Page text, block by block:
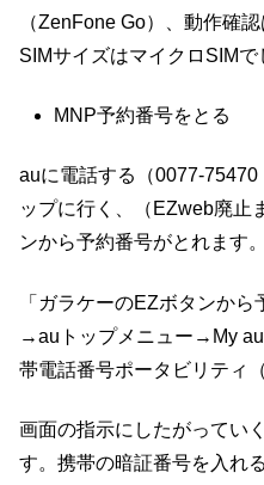
（ZenFone Go）、動作確
SIMサイズはマイクロSIMで
MNP予約番号をとる
auに電話する（0077-
ップに行く、（EZweb廃止
ンから予約番号がとれます。
「ガラケーのEZボタンか
→auトップメニュー→My
帯電話番号ポータビリティ
画面の指示にしたがってい
す。携帯の暗証番号を入れ